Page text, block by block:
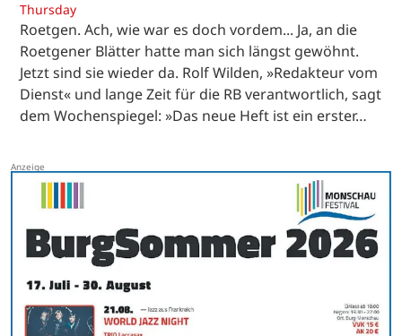
Thursday
Roetgen. Ach, wie war es doch vordem... Ja, an die
Roetgener Blätter hatte man sich längst gewöhnt.
Jetzt sind sie wieder da. Rolf Wilden, »Redakteur vom
Dienst« und lange Zeit für die RB verantwortlich, sagt
dem Wochenspiegel: »Das neue Heft ist ein erster…